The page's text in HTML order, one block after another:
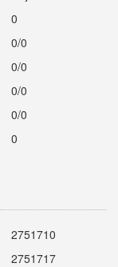
0
0/0
0/0
0/0
0/0
0
2751710
2751717